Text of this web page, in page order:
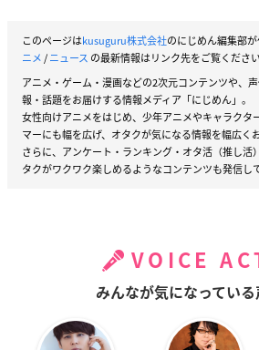
このページはkusuguru株式会社のにじめん編集部が
ニメ/ニュース の最新情報はリンク先をご覧ください
アニメ・ゲーム・漫画などの2次元コンテンツや、
報・話題をお届けする情報メディア「にじめん」。
女性向けアニメをはじめ、少年アニメやキャラクタ
マーにも幅を広げ、オタクが気になる情報を幅広く
さらに、アンケート・ランキング・オタ活（推し活
タクがワクワク楽しめるようなコンテンツも発信し
VOICE
みんなが気になっている